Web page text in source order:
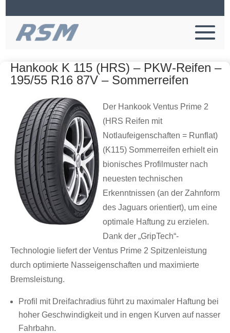
Hankook K 115 (HRS) – PKW-Reifen –
195/55 R16 87V – Sommerreifen
Der Hankook Ventus Prime 2
(HRS Reifen mit
Notlaufeigenschaften = Runflat)
(K115) Sommerreifen erhielt ein
bionisches Profilmuster nach
neuesten technischen
Erkenntnissen (an der Zahnform
des Jaguars orientiert), um eine
optimale Haftung zu erzielen.
Dank der „GripTech“-
Technologie liefert der Ventus Prime 2 Spitzenleistung
durch optimierte Nasseigenschaften und maximierte
Bremsleistung.
Profil mit Dreifachradius führt zu maximaler Haftung bei
hoher Geschwindigkeit und in engen Kurven auf nasser
Fahrbahn.